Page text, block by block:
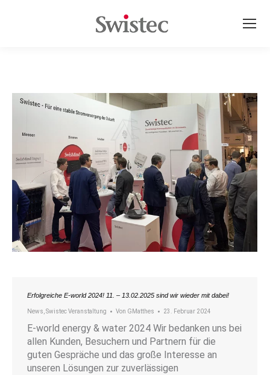
Erfolgreiche E-world 2024! 11. – 13.02.2025 sind wir wieder mit dabei!
News,Swistec Veranstaltung Von GMatthes 23. Februar 2024
E-world energy & water 2024 Wir bedanken uns bei
allen Kunden, Besuchern und Partnern für die
guten Gespräche und das große Interesse an
unseren Lösungen zur zuverlässigen